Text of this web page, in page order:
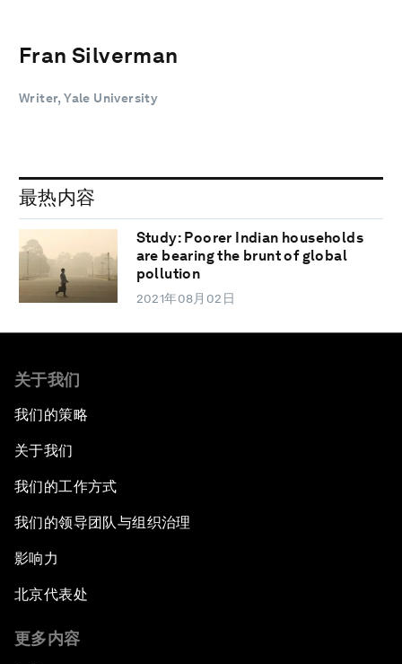
Fran Silverman
Writer, Yale University
最热内容
Study: Poorer Indian households
are bearing the brunt of global
pollution
2021年08月02日
关于我们
我们的策略
关于我们
我们的工作方式
我们的领导团队与组织治理
影响力
北京代表处
更多内容